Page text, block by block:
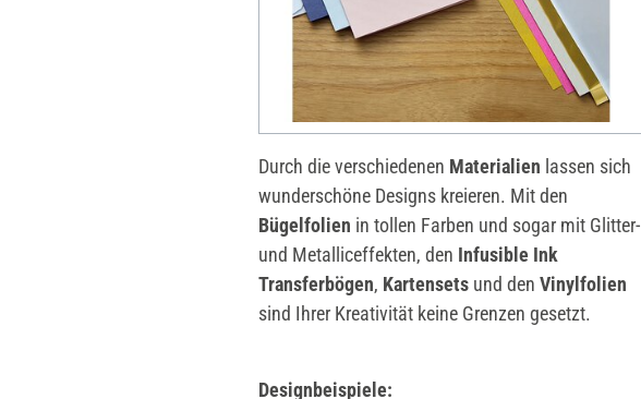
Durch die verschiedenen Materialien lassen sich
wunderschöne Designs kreieren. Mit den
Bügelfolien in tollen Farben und sogar mit Glitter-
und Metalliceffekten, den Infusible Ink
Transferbögen, Kartensetsund den Vinylfolien
sind Ihrer Kreativität keine Grenzen gesetzt.
Designbeispiele: